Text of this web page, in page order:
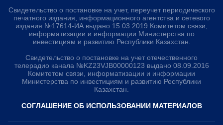
Свидетельство о постановке на учет, переучет периодического
печатного издания, информационного агентства и сетевого
издания №17614-ИА выдано 15.03.2019 Комитетом связи,
информатизации и информации Министерства по
инвестициям и развитию Республики Казахстан.
Свидетельство о постановке на учет отечественного
телерадио канала №KZ23VJB00000123 выдано 08.09.2016
Комитетом связи, информатизации и информации
Министерства по инвестициям и развитию Республики
Казахстан.
СОГЛАШЕНИЕ ОБ ИСПОЛЬЗОВАНИИ МАТЕРИАЛОВ